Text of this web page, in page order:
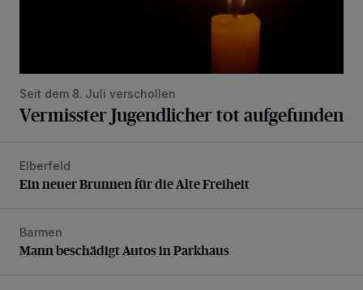
Seit dem 8. Juli verschollen
Vermisster Jugendlicher tot aufgefunden
Ein neuer Brunnen für die Alte Freiheit
Elberfeld
Ein neuer Brunnen für die Alte Freiheit
Mann beschädigt Autos in Parkhaus
Barmen
Mann beschädigt Autos in Parkhaus